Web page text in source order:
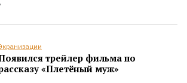
трейлер фильма по
«Плетёный муж»